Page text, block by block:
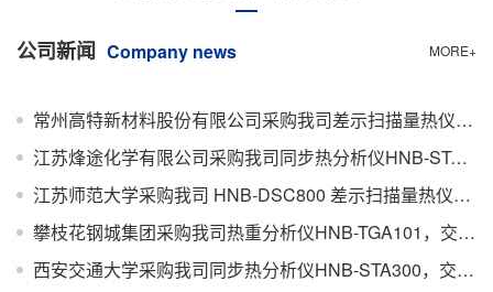
MORE+
公司新闻 Company news
常州高特新材料股份有限公司采购我司差示扫描量热仪HNB-DSC500C，交付完成
江苏烽途化学有限公司采购我司同步热分析仪HNB-STA200，交付完成
江苏师范大学采购我司 HNB-DSC800 差示扫描量热仪，顺利完成交付
攀枝花钢城集团采购我司热重分析仪HNB-TGA101，交付完成
西安交通大学采购我司同步热分析仪HNB-STA300，交付完成